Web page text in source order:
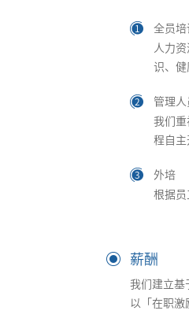
1
全员培
人力
识、健
2
管理人
我们重
程自主
3
外培
根据员
薪酬
我们建立基
以「在职激